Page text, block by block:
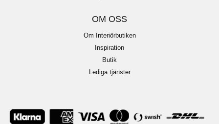
OM OSS
Om Interiörbutiken
Inspiration
Butik
Lediga tjänster